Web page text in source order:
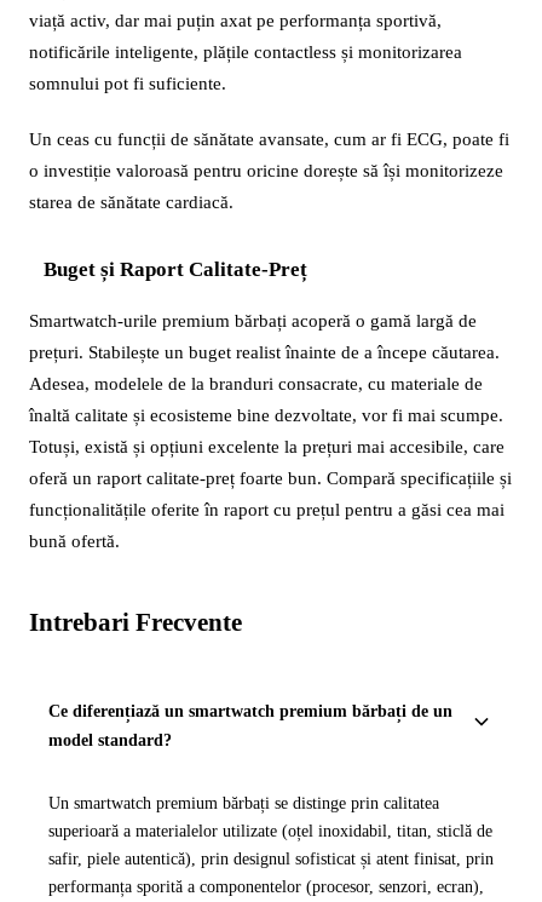
viață activ, dar mai puțin axat pe performanța sportivă,
notificările inteligente, plățile contactless și monitorizarea
somnului pot fi suficiente.
Un ceas cu funcții de sănătate avansate, cum ar fi ECG, poate fi
o investiție valoroasă pentru oricine dorește să își monitorizeze
starea de sănătate cardiacă.
Buget și Raport Calitate-Preț
Smartwatch-urile premium bărbați acoperă o gamă largă de
prețuri. Stabilește un buget realist înainte de a începe căutarea.
Adesea, modelele de la branduri consacrate, cu materiale de
înaltă calitate și ecosisteme bine dezvoltate, vor fi mai scumpe.
Totuși, există și opțiuni excelente la prețuri mai accesibile, care
oferă un raport calitate-preț foarte bun. Compară specificațiile și
funcționalitățile oferite în raport cu prețul pentru a găsi cea mai
bună ofertă.
Intrebari Frecvente
Ce diferențiază un smartwatch premium bărbați de un
model standard?
Un smartwatch premium bărbați se distinge prin calitatea
superioară a materialelor utilizate (oțel inoxidabil, titan, sticlă de
safir, piele autentică), prin designul sofisticat și atent finisat, prin
performanța sporită a componentelor (procesor, senzori, ecran),